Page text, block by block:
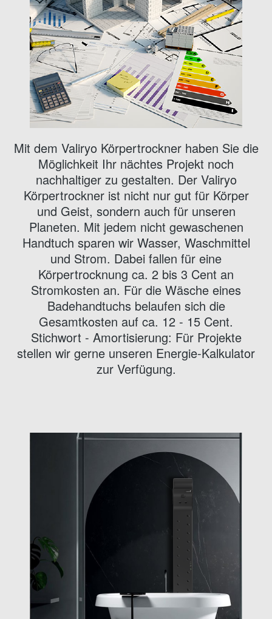
Mit dem Valiryo Körpertrockner haben Sie die
Möglichkeit Ihr nächtes Projekt noch
nachhaltiger zu gestalten. Der Valiryo
Körpertrockner ist nicht nur gut für Körper
und Geist, sondern auch für unseren
Planeten. Mit jedem nicht gewaschenen
Handtuch sparen wir Wasser, Waschmittel
und Strom. Dabei fallen für eine
Körpertrocknung ca. 2 bis 3 Cent an
Stromkosten an. Für die Wäsche eines
Badehandtuchs belaufen sich die
Gesamtkosten auf ca. 12 - 15 Cent.
Stichwort - Amortisierung: Für Projekte
stellen wir gerne unseren Energie-Kalkulator
zur Verfügung.